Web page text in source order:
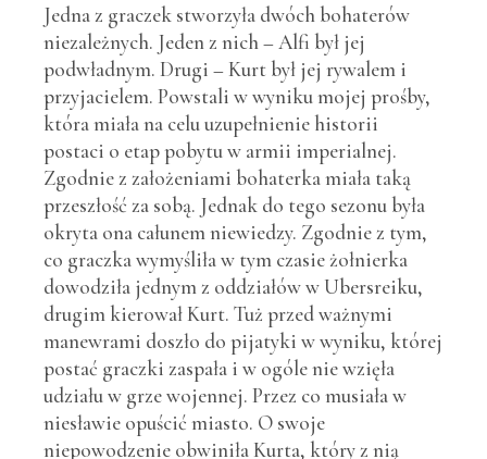
Jedna z graczek stworzyła dwóch bohaterów
niezależnych. Jeden z nich – Alfi był jej
podwładnym. Drugi – Kurt był jej rywalem i
przyjacielem. Powstali w wyniku mojej prośby,
która miała na celu uzupełnienie historii
postaci o etap pobytu w armii imperialnej.
Zgodnie z założeniami bohaterka miała taką
przeszłość za sobą. Jednak do tego sezonu była
okryta ona całunem niewiedzy. Zgodnie z tym,
co graczka wymyśliła w tym czasie żołnierka
dowodziła jednym z oddziałów w Ubersreiku,
drugim kierował Kurt. Tuż przed ważnymi
manewrami doszło do pijatyki w wyniku, której
postać graczki zaspała i w ogóle nie wzięła
udziału w grze wojennej. Przez co musiała w
niesławie opuścić miasto. O swoje
niepowodzenie obwiniła Kurta, który z nią